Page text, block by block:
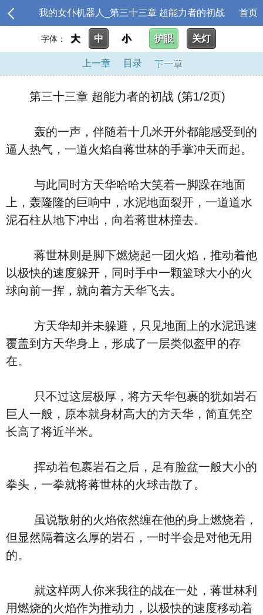
我的女仆机器人_第三十三章 超能力者的初战 首页
字体： 大 中 小 护眼 关灯
上一章 目录 下一章
第三十三章 超能力者的初战 (第1/2页)
轰的一声，伴随着十几米开外都能感受到的
逼人热气，一道火焰自蒋世林的手掌冲天而起。
与此同时方天华哈哈大笑着一脚跺在地面
上，轰隆隆的巨响中，水泥地面裂开，一道道水
泥石柱从地下冲出，向着蒋世林撞去。
蒋世林则是脚下燃烧起一团火焰，推动着他
以极快的速度躲开，同时手中一颗篮球大小的火
球向前一挥，就向着方天华飞去。
方天华却并未躲避，只见地面上的水泥迅速
覆盖到方天华身上，形成了一层类似盔甲的存
在。
只不过这层极厚，将方天华包裹的犹如岩石
巨人一般，原本就身材高大的方天华，简直凭空
长高了将近半米。
挥动着包裹岩石之后，足有脸盆一般大小的
拳头，一拳就将蒋世林的火球击散了。
虽说散射的火焰依然缠在他的身上燃烧着，
但显然隔着这么厚的岩石，一时半会是对他无用
的。
就这样两人你来我往的战在一处，蒋世林利
用燃烧的火焰作为推动力，以极快的速度移动着